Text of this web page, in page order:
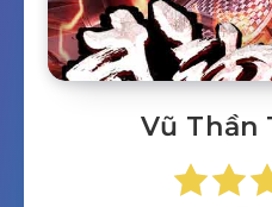
Vũ Thần